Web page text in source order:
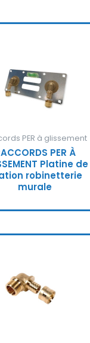
PER à glissement
PER À
Platine de
robinetterie
murale